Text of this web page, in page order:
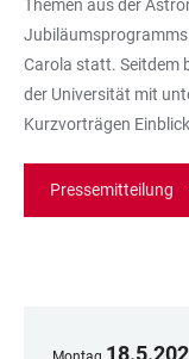
Themen aus der
Carola statt. Seitdem
der Universität mit
Kurzvorträgen
Pressemitteilung
18.5.